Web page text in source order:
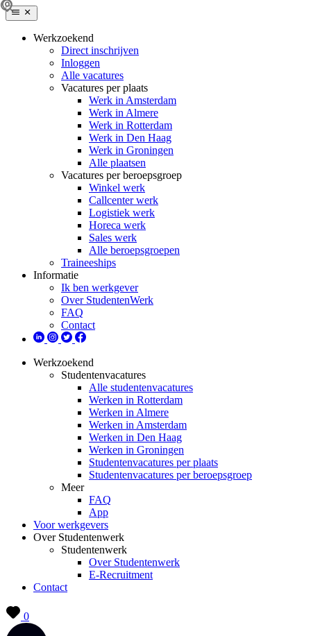
Werkzoekend
Direct inschrijven
Inloggen
Alle vacatures
Vacatures per plaats
Werk in Amsterdam
Werk in Almere
Werk in Rotterdam
Werk in Den Haag
Werk in Groningen
Alle plaatsen
Vacatures per beroepsgroep
Winkel werk
Callcenter werk
Logistiek werk
Horeca werk
Sales werk
Alle beroepsgroepen
Traineeships
Informatie
Ik ben werkgever
Over StudentenWerk
FAQ
Contact
Werkzoekend
Studentenvacatures
Alle studentenvacatures
Werken in Rotterdam
Werken in Almere
Werken in Amsterdam
Werken in Den Haag
Werken in Groningen
Studentenvacatures per plaats
Studentenvacatures per beroepsgroep
Meer
FAQ
App
Voor werkgevers
Over Studentenwerk
Studentenwerk
Over Studentenwerk
E-Recruitment
Contact
0